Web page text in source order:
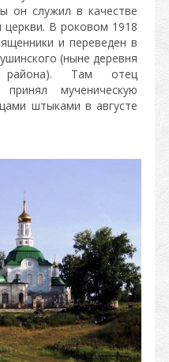
он служил в качестве
церкви. В роковом 1918
и переведен в
(ныне деревня
района). Там отец
мученическую
штыками в августе